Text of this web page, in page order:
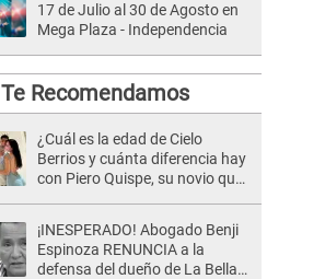
17 de Julio al 30 de Agosto en
Mega Plaza - Independencia
Te Recomendamos
¿Cuál es la edad de Cielo
Berrios y cuánta diferencia hay
con Piero Quispe, su novio que
¡INESPERADO! Abogado Benji
Espinoza RENUNCIA a la
defensa del dueño de La Bella